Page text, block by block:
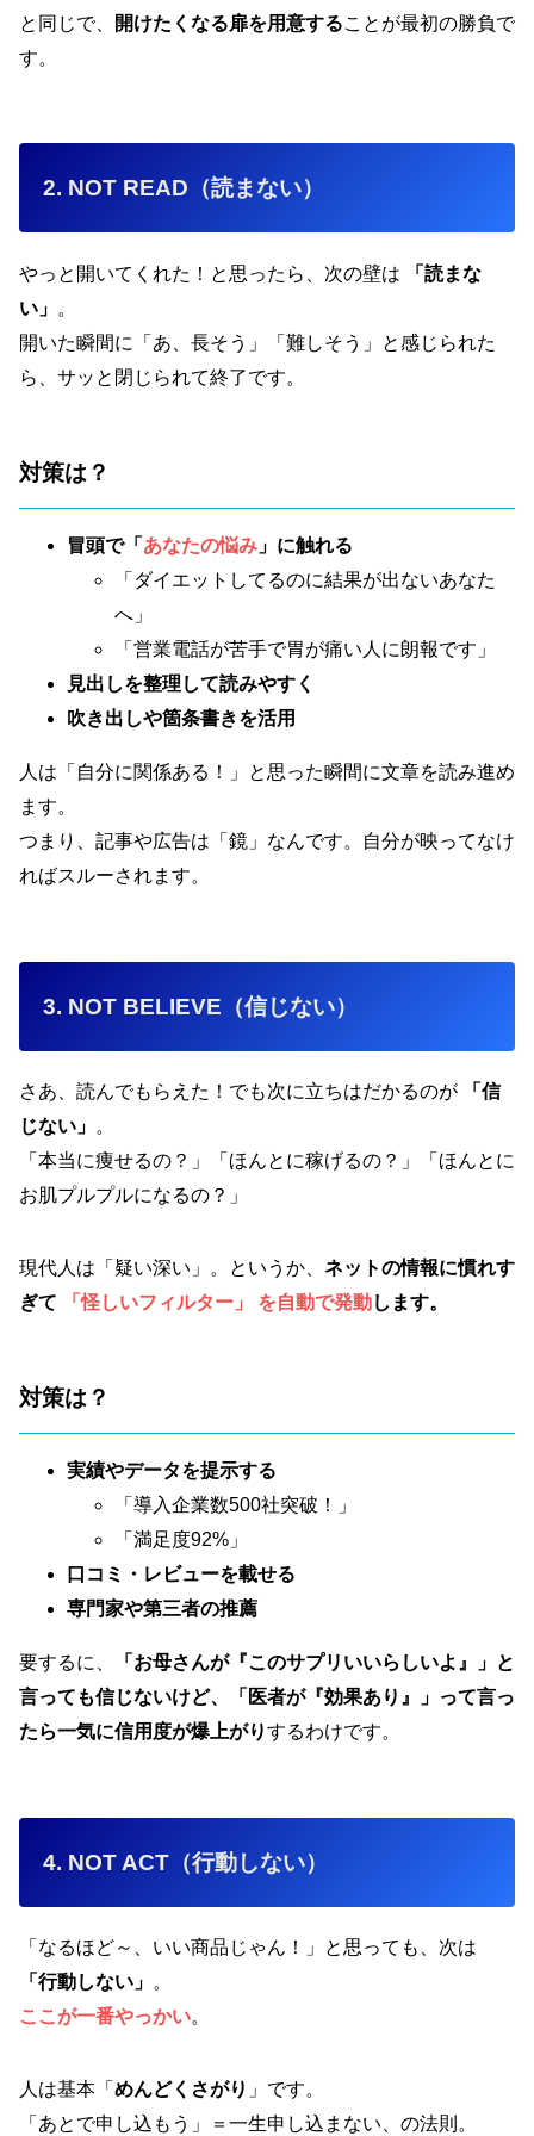
と同じで、 開けたくなる扉を用意することが最初の勝負で
す。
2. NOT READ（読まない）
やっと開いてくれた！と思ったら、次の壁は
「読まな
い」 。
開いた瞬間に「あ、長そう」「難しそう」と感じられた
ら、サッと閉じられて終了です。
対策は？
冒頭で「 あなたの悩み 」に触れる
「ダイエットしてるのに結果が出ないあなた
へ」
「営業電話が苦手で胃が痛い人に朗報です」
見出しを整理して読みやすく
吹き出しや箇条書きを活用
人は「自分に関係ある！」と思った瞬間に文章を読み進め
ます。
つまり、記事や広告は「鏡」なんです。自分が映ってなけ
ればスルーされます。
3. NOT BELIEVE（信じない）
さあ、読んでもらえた！でも次に立ちはだかるのが
「信
じない」 。
「本当に痩せるの？」「ほんとに稼げるの？」「ほんとに
お肌プルプルになるの？」
現代人は「疑い深い」。というか、 ネットの情報に慣れす
ぎて 「怪しいフィルター」 を自動で発動します。
対策は？
実績やデータを提示する
「導入企業数500社突破！」
「満足度92%」
口コミ・レビューを載せる
専門家や第三者の推薦
要するに、
「お母さんが『このサプリいいらしいよ』」と
言っても信じないけど、「医者が『効果あり』」って言っ
たら一気に信用度が爆上がりするわけです。
4. NOT ACT（行動しない）
「なるほど～、いい商品じゃん！」と思っても、次は
「行動しない」 。
ここが一番やっかい。
人は基本「 めんどくさがり 」です。
「あとで申し込もう」＝一生申し込まない、の法則。